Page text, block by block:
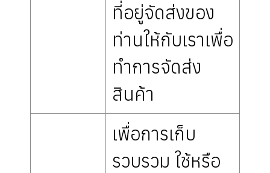
ที่อยู่จัดส่งของ
ท่านให้กับเราเพื่อ
ทำการจัดส่ง
สินค้า
เพื่อการเก็บ
รวบรวม ใช้หรือ